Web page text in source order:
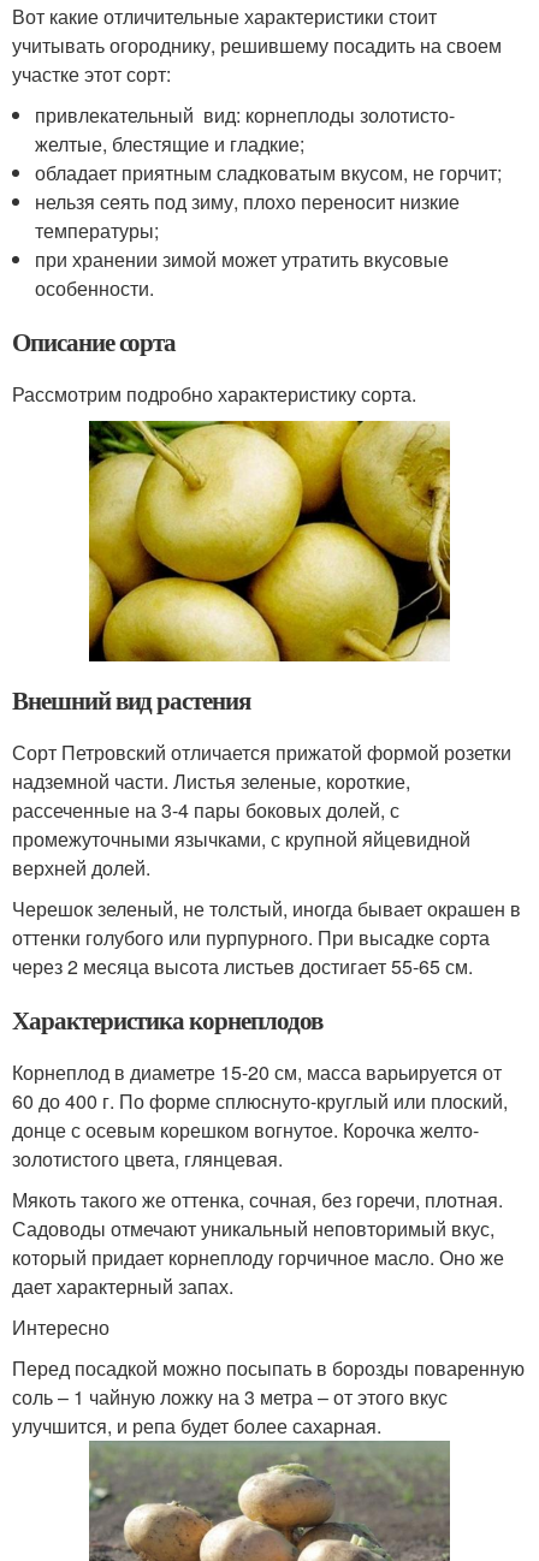
Вот какие отличительные характеристики стоит
учитывать огороднику, решившему посадить на своем
участке этот сорт:
привлекательный вид: корнеплоды золотисто-
желтые, блестящие и гладкие;
обладает приятным сладковатым вкусом, не горчит;
нельзя сеять под зиму, плохо переносит низкие
температуры;
при хранении зимой может утратить вкусовые
особенности.
Описание сорта
Рассмотрим подробно характеристику сорта.
Внешний вид растения
Сорт Петровский отличается прижатой формой розетки
надземной части. Листья зеленые, короткие,
рассеченные на 3-4 пары боковых долей, с
промежуточными язычками, с крупной яйцевидной
верхней долей.
Черешок зеленый, не толстый, иногда бывает окрашен в
оттенки голубого или пурпурного. При высадке сорта
через 2 месяца высота листьев достигает 55-65 см.
Характеристика корнеплодов
Корнеплод в диаметре 15-20 см, масса варьируется от
60 до 400 г. По форме сплюснуто-круглый или плоский,
донце с осевым корешком вогнутое. Корочка желто-
золотистого цвета, глянцевая.
Мякоть такого же оттенка, сочная, без горечи, плотная.
Садоводы отмечают уникальный неповторимый вкус,
который придает корнеплоду горчичное масло. Оно же
дает характерный запах.
Интересно
Перед посадкой можно посыпать в борозды поваренную
соль – 1 чайную ложку на 3 метра – от этого вкус
улучшится, и репа будет более сахарная.